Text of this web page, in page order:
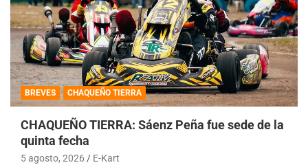
BREVES CHAQUEÑO TIERRA
CHAQUEÑO TIERRA: Sáenz Peña fue sede de la
quinta fecha
5 agosto, 2026 E-Kart